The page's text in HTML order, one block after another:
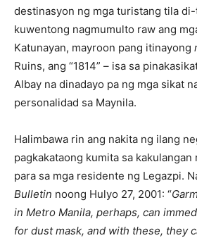
destinasyon ng mga turistang tila
kuwentong nagmumulto raw ang
Katunayan, mayroon pang itinayong
Ruins, ang “1814” – isa sa
Albay na dinadayo pa ng mga sikat
personalidad sa Maynila.
Halimbawa rin ang nakita ng ilang
pagkakataong kumita sa kakulangan
para sa mga residente ng Legazpi.
Bulletin noong Hulyo 27, 2001: “
in Metro Manila, perhaps, can
for dust mask, and with these, they